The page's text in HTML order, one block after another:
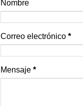
Nombre
Correo electrónico *
Mensaje *